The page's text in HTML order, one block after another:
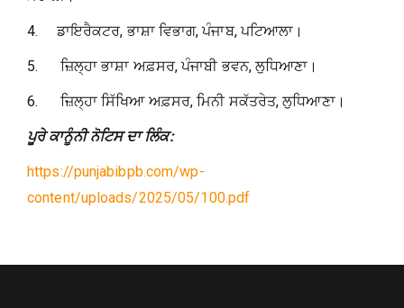
4. ਡਾਇਰੈਕਟਰ, ਭਾਸ਼ਾ ਵਿਭਾਗ, ਪੰਜਾਬ, ਪਟਿਆਲਾ।
5. ਜ਼ਿਲ੍ਹਾ ਭਾਸ਼ਾ ਅਫ਼ਸਰ, ਪੰਜਾਬੀ ਭਵਨ, ਲੁਧਿਆਣਾ।
6. ਜ਼ਿਲ੍ਹਾ ਸਿੱਖਿਆ ਅਫ਼ਸਰ, ਮਿਨੀ ਸਕੱਤਰੇਤ, ਲੁਧਿਆਣਾ।
ਪੂਰੇ ਕਾਨੂੰਨੀ ਨੋਟਿਸ ਦਾ ਲਿੰਕ:
https://punjabibpb.com/wp-
content/uploads/2025/05/100.pdf